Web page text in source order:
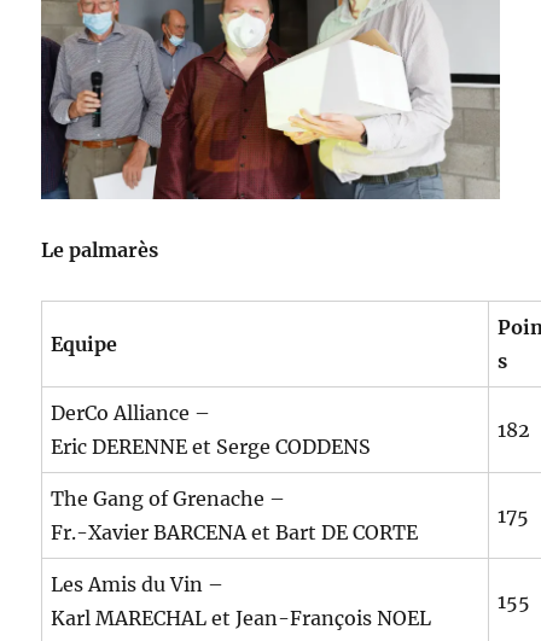
Le palmarès
Equipe
s
DerCo Alliance –
Eric DERENNE et Serge CODDENS
182
The Gang of Grenache –
Fr.-Xavier BARCENA et Bart DE CORTE
175
Les Amis du Vin –
Karl MARECHAL et Jean-François NOEL
155